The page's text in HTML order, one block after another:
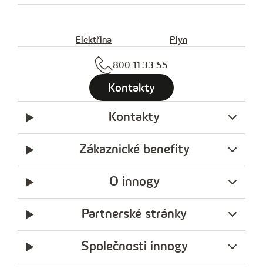
Elektřina Plyn
800 11 33 55
Kontakty
Kontakty
Zákaznické benefity
O innogy
Partnerské stránky
Společnosti innogy